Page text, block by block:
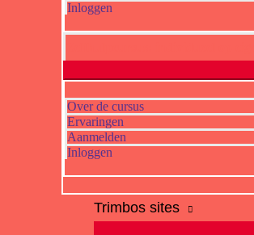
Inloggen
Over de cursus
Ervaringen
Aanmelden
Inloggen
Trimbos sites